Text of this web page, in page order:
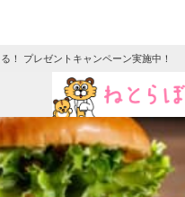
！ プレゼントキャンペーン実施中！
ニュー
ニュース
クイズ